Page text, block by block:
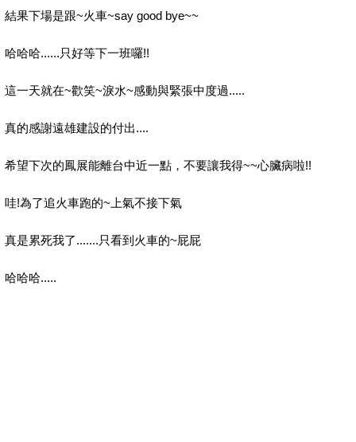
結果下場是跟~火車~say good bye~~
哈哈哈......只好等下一班囉!!
這一天就在~歡笑~淚水~感動與緊張中度過.....
真的感謝遠雄建設的付出....
希望下次的鳳展能離台中近一點，不要讓我得~~心臟病啦!!
哇!為了追火車跑的~上氣不接下氣
真是累死我了.......只看到火車的~屁屁
哈哈哈.....